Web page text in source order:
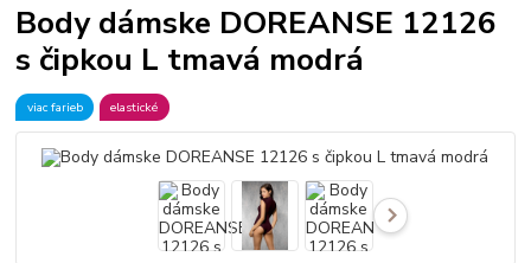
Body dámske DOREANSE 12126
s čipkou L tmavá modrá
viac farieb elastické